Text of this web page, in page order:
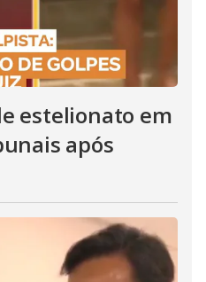
estelionato em
após